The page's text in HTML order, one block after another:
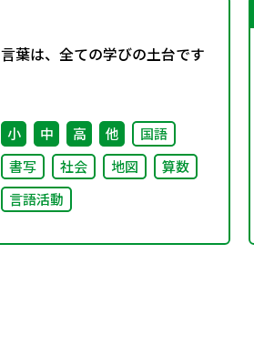
言葉は、全ての学びの土台です
小 中 高 他
国語
書写
社会 地図
算数
言語活動